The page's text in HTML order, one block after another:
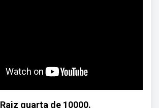
Raiz quarta de 10000.